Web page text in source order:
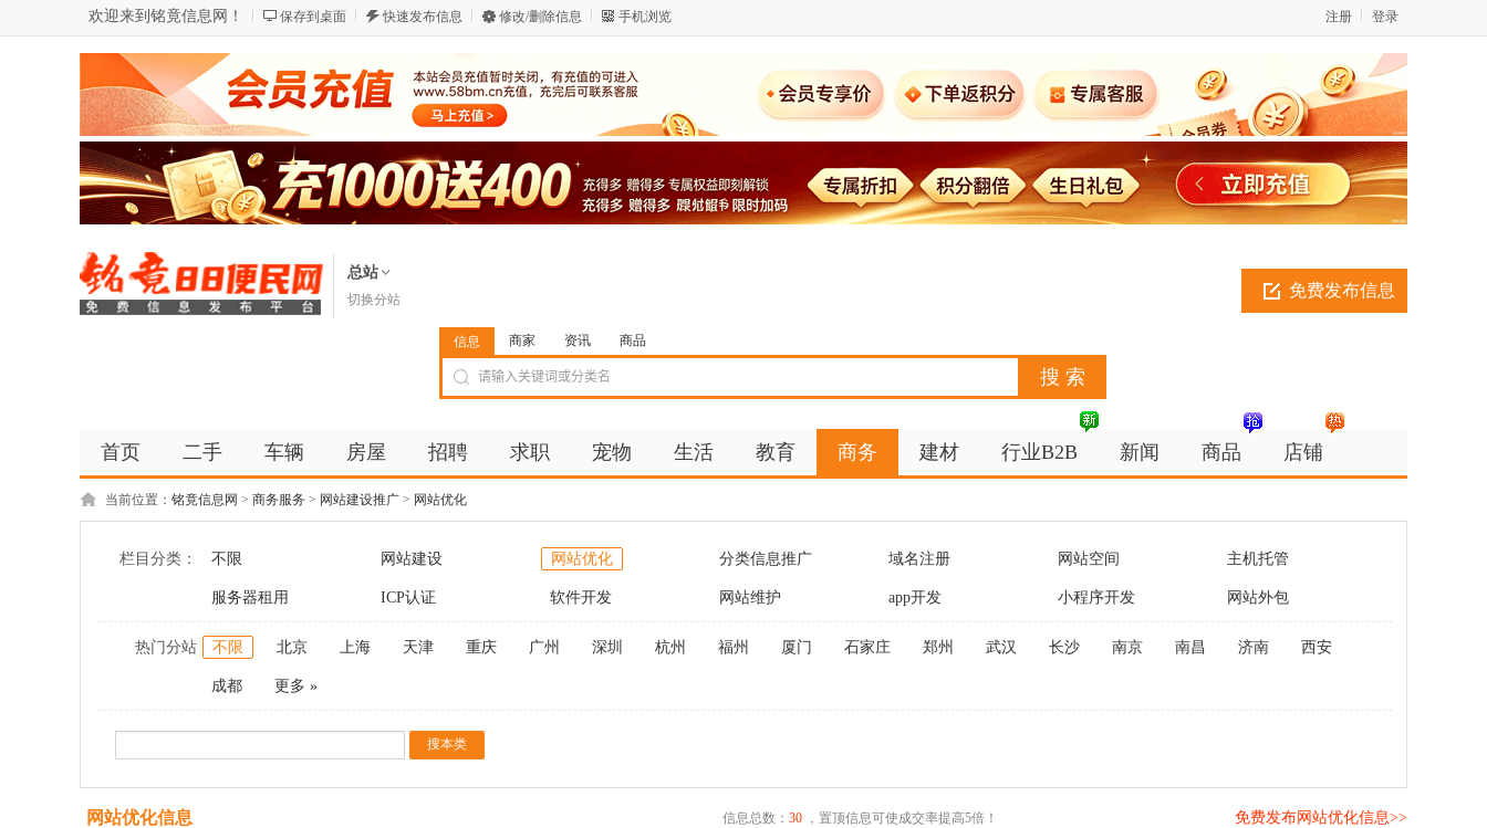
欢迎来到铭竟信息网！ 保存到桌面 快速发布信息 修改/删除信息 手机浏览 登录
注册
总站
切换分站 免费发布信息
信息 商家 资讯 商品
首页 二手 车辆 房屋 招聘 求职 宠物 生活 教育 商务 建材 行业B2B 新闻 商品 店铺
当前位置： 铭竟信息网 > 商务服务 > 网站建设推广 > 网站优化
栏目分类： 不限 网站建设 网站优化 分类信息推广 域名注册 网站空间 主机托管
服务器租用 ICP认证 软件开发 网站维护 app开发 小程序开发 网站外包
热门分站 不限 北京 上海 天津 重庆 广州 深圳 杭州 福州 厦门 石家庄 郑州 武汉 长沙 南京 南昌 济南 西安
成都 更多 »
网站优化信息 信息总数： 30，置顶信息可使成交率提高5倍！ 免费发布网站优化信息>>